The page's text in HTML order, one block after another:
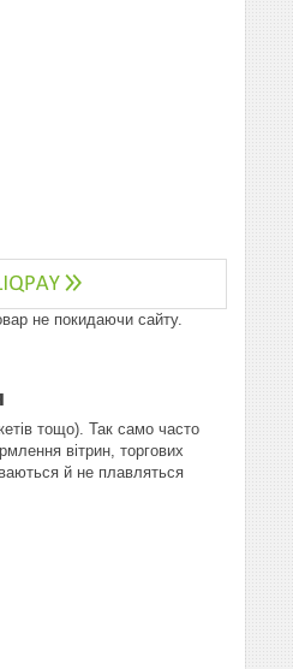
не покидаючи сайту.
тощо). Так само часто
вітрин, торгових
й не плавляться